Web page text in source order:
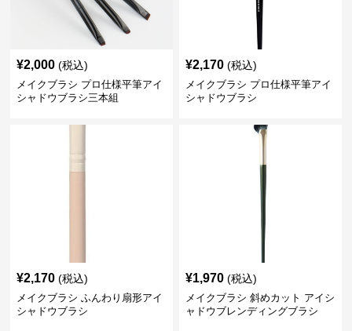
¥2,000 (税込)
メイクブラシ プロ仕様平筆アイ
シャドウブラシ三本組
¥2,170 (税込)
メイクブラシ プロ仕様平筆アイ
シャドウブラシ
¥2,170 (税込)
メイクブラシ ふんわり扇形アイ
シャドウブラシ
¥1,970 (税込)
メイクブラシ 斜めカット アイシ
ャドウブレンディングブラシ